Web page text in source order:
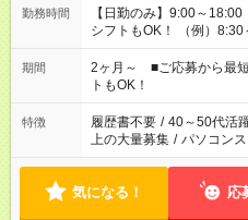
勤務時間
【日勤のみ】9:00～18:00（休憩60分） ■
シフトもOK！ （例）
「家族とお休みを合わせ
など、あなたのご希望に沿
ーク希望の方へ 今ご覧の
のお仕事の勤務時間。 合
ません
期間
2ヶ月～ ■ご応募から最
トもOK！
特徴 履歴書不要 / 40～50代活
上の大量募集 / パソコン
気になる！ 応